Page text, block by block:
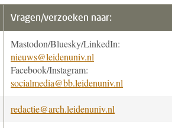
Vragen/verzoeken naar:
Mastodon/Bluesky/LinkedIn:
nieuws@leidenuniv.nl
Facebook/Instagram:
socialmedia@bb.leidenuniv.nl
redactie@arch.leidenuniv.nl